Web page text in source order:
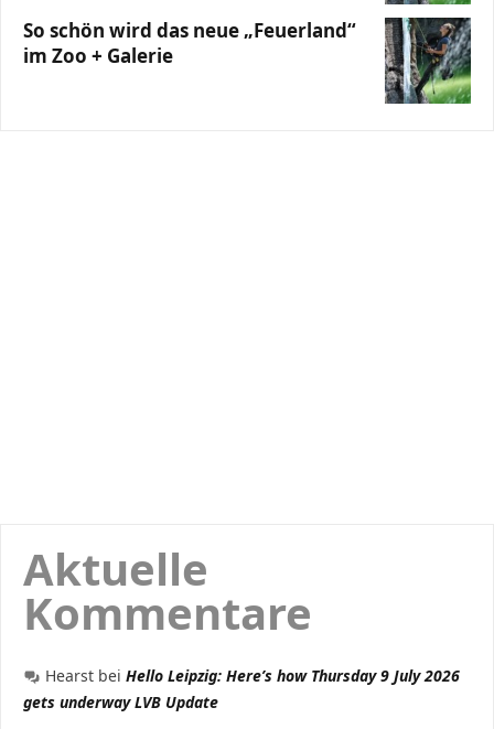
So schön wird das neue „Feuerland“
im Zoo + Galerie
Aktuelle
Kommentare
Hearst bei Hello Leipzig: Here’s how Thursday 9 July 2026
gets underway LVB Update